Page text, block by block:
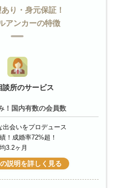
り・身元保証！
アンカーの特徴
談所のサービス
！国内有数の会員数
出会いをプロデュース
！成婚率72%超！
3.2ヶ月
説明を詳しく見る